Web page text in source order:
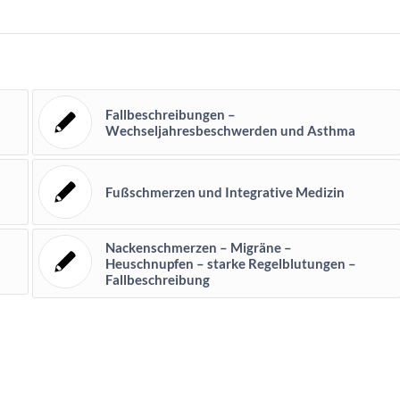
Fallbeschreibungen –
Wechseljahresbeschwerden und Asthma
Fußschmerzen und Integrative Medizin
Nackenschmerzen – Migräne –
Heuschnupfen – starke Regelblutungen –
Fallbeschreibung